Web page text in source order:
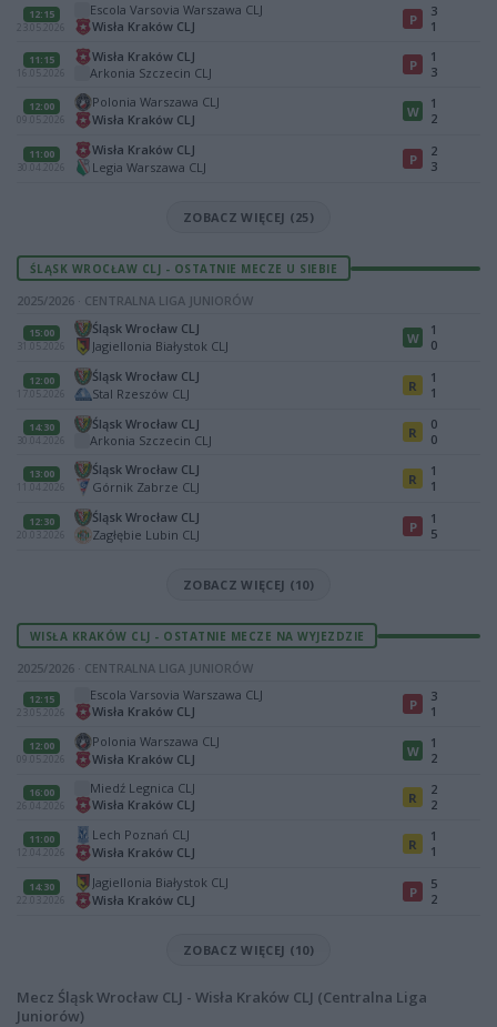
12:15
23.05.2026
Escola Varsovia Warszawa CLJ
Wisła Kraków CLJ
P
3
1
11:15
16.05.2026
Wisła Kraków CLJ
Arkonia Szczecin CLJ
P
1
3
12:00
09.05.2026
Polonia Warszawa CLJ
Wisła Kraków CLJ
W
1
2
11:00
30.04.2026
Wisła Kraków CLJ
Legia Warszawa CLJ
P
2
3
ZOBACZ WIĘCEJ (25)
ŚLĄSK WROCŁAW CLJ - OSTATNIE MECZE U SIEBIE
2025/2026 · CENTRALNA LIGA JUNIORÓW
15:00
31.05.2026
Śląsk Wrocław CLJ
Jagiellonia Białystok CLJ
W
1
0
12:00
17.05.2026
Śląsk Wrocław CLJ
Stal Rzeszów CLJ
R
1
1
14:30
30.04.2026
Śląsk Wrocław CLJ
Arkonia Szczecin CLJ
R
0
0
13:00
11.04.2026
Śląsk Wrocław CLJ
Górnik Zabrze CLJ
R
1
1
12:30
20.03.2026
Śląsk Wrocław CLJ
Zagłębie Lubin CLJ
P
1
5
ZOBACZ WIĘCEJ (10)
WISŁA KRAKÓW CLJ - OSTATNIE MECZE NA WYJEZDZIE
2025/2026 · CENTRALNA LIGA JUNIORÓW
12:15
23.05.2026
Escola Varsovia Warszawa CLJ
Wisła Kraków CLJ
P
3
1
12:00
09.05.2026
Polonia Warszawa CLJ
Wisła Kraków CLJ
W
1
2
16:00
26.04.2026
Miedź Legnica CLJ
Wisła Kraków CLJ
R
2
2
11:00
12.04.2026
Lech Poznań CLJ
Wisła Kraków CLJ
R
1
1
14:30
22.03.2026
Jagiellonia Białystok CLJ
Wisła Kraków CLJ
P
5
2
ZOBACZ WIĘCEJ (10)
Mecz Śląsk Wrocław CLJ - Wisła Kraków CLJ (Centralna Liga
Juniorów)